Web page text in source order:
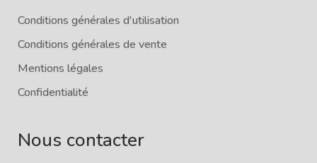
Conditions générales d'utilisation
Conditions générales de vente
Mentions légales
Confidentialité
Nous contacter